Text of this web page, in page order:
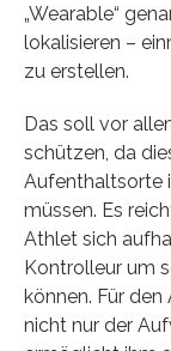
„Wearable“
lokalisieren –
zu erstellen.
Das soll vor
schützen, da
Aufenthaltsorte
müssen. Es
Athlet sich
Kontrolleur um
können. Für
nicht nur der